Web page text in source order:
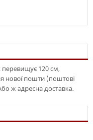
перевищує 120 см,
нової пошти (поштові
ж адресна доставка.